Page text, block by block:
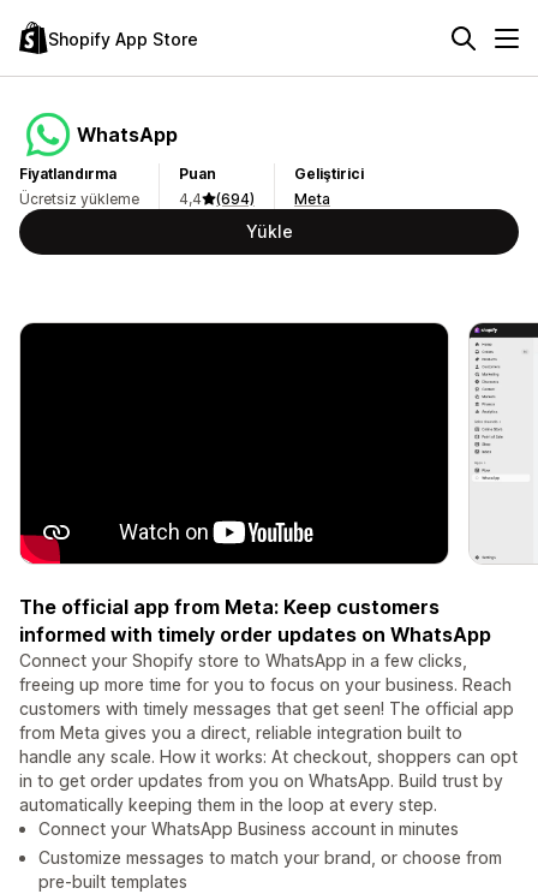
Shopify App Store
WhatsApp
Fiyatlandırma
Ücretsiz yükleme
Puan
4,4
(694)
Geliştirici
Meta
Yükle
The official app from Meta: Keep customers
informed with timely order updates on WhatsApp
Connect your Shopify store to WhatsApp in a few clicks,
freeing up more time for you to focus on your business. Reach
customers with timely messages that get seen! The official app
from Meta gives you a direct, reliable integration built to
handle any scale. How it works: At checkout, shoppers can opt
in to get order updates from you on WhatsApp. Build trust by
automatically keeping them in the loop at every step.
Connect your WhatsApp Business account in minutes
Customize messages to match your brand, or choose from
pre-built templates